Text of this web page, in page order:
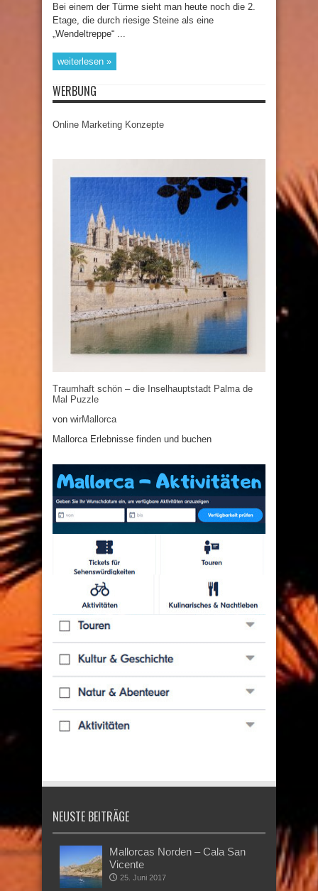
Bei einem der Türme sieht man heute noch die 2.
Etage, die durch riesige Steine als eine
„Wendeltreppe“ ...
weiterlesen »
WERBUNG
Online Marketing Konzepte
Traumhaft schön – die Inselhauptstadt Palma de
Mal Puzzle
von wirMallorca
Mallorca Erlebnisse finden und buchen
NEUSTE BEITRÄGE
Mallorcas Norden – Cala San
Vicente
25. Juni 2017